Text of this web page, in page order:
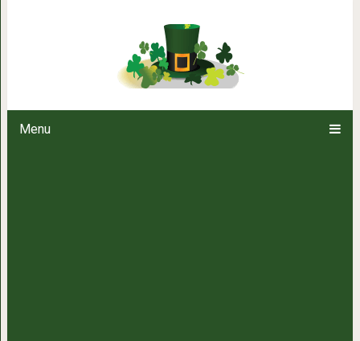
Menu
Несколько гениальных